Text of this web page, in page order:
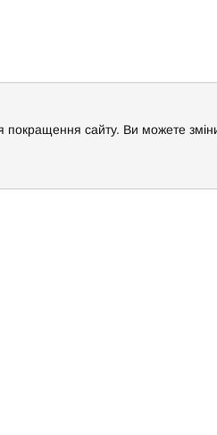
покращення сайту. Ви можете